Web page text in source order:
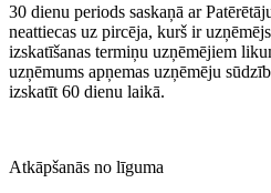
30 dienu periods saskaņā ar
neattiecas uz pircēja, kurš ir
izskatīšanas termiņu uzņēmējiem
uzņēmums apņemas uzņēmēju
izskatīt 60 dienu laikā.
Atkāpšanās no līguma